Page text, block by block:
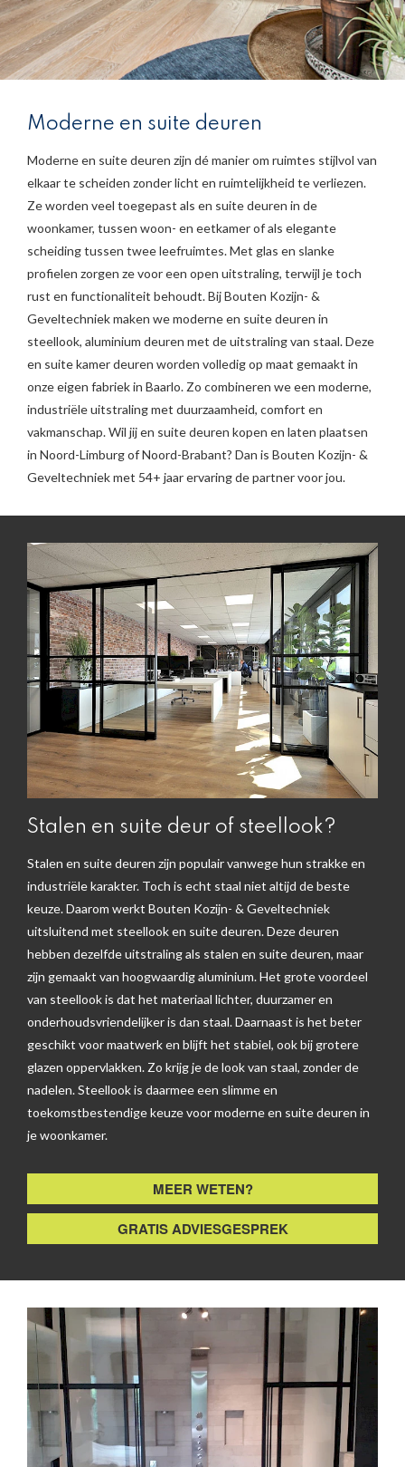
Moderne en suite deuren
Moderne en suite deuren zijn dé manier om ruimtes stijlvol van
elkaar te scheiden zonder licht en ruimtelijkheid te verliezen.
Ze worden veel toegepast als en suite deuren in de
woonkamer, tussen woon- en eetkamer of als elegante
scheiding tussen twee leefruimtes. Met glas en slanke
profielen zorgen ze voor een open uitstraling, terwijl je toch
rust en functionaliteit behoudt. Bij Bouten Kozijn- &
Geveltechniek maken we moderne en suite deuren in
steellook, aluminium deuren met de uitstraling van staal. Deze
en suite kamer deuren worden volledig op maat gemaakt in
onze eigen fabriek in Baarlo. Zo combineren we een moderne,
industriële uitstraling met duurzaamheid, comfort en
vakmanschap. Wil jij en suite deuren kopen en laten plaatsen
in Noord-Limburg of Noord-Brabant? Dan is Bouten Kozijn- &
Geveltechniek met 54+ jaar ervaring de partner voor jou.
Stalen en suite deur of steellook?
Stalen en suite deuren zijn populair vanwege hun strakke en
industriële karakter. Toch is echt staal niet altijd de beste
keuze. Daarom werkt Bouten Kozijn- & Geveltechniek
uitsluitend met steellook en suite deuren. Deze deuren
hebben dezelfde uitstraling als stalen en suite deuren, maar
zijn gemaakt van hoogwaardig aluminium. Het grote voordeel
van steellook is dat het materiaal lichter, duurzamer en
onderhoudsvriendelijker is dan staal. Daarnaast is het beter
geschikt voor maatwerk en blijft het stabiel, ook bij grotere
glazen oppervlakken. Zo krijg je de look van staal, zonder de
nadelen. Steellook is daarmee een slimme en
toekomstbestendige keuze voor moderne en suite deuren in
je woonkamer.
MEER WETEN?
GRATIS ADVIESGESPREK